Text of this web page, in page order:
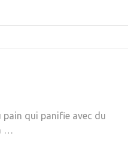
pain qui panifie avec du
…